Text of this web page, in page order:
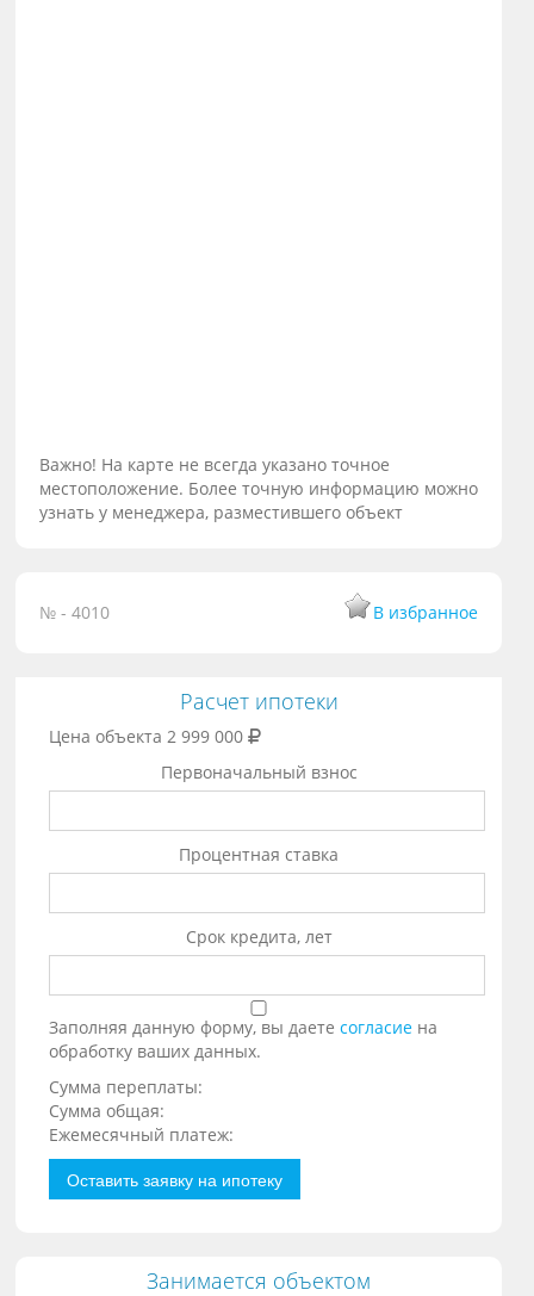
Важно! На карте не всегда указано точное
местоположение. Более точную информацию можно
узнать у менеджера, разместившего объект
№ - 4010 В избранное
Расчет ипотеки
Цена объекта 2 999 000
Первоначальный взнос
Процентная ставка
Срок кредита, лет
Заполняя данную форму, вы даетесогласие на
обработку ваших данных.
Сумма переплаты:
Сумма общая:
Ежемесячный платеж:
Оставить заявку на ипотеку
Занимается объектом